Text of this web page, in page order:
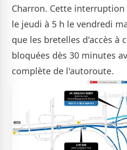
Charron. Cette interruption
le jeudi à 5 h le vendredi
que les bretelles d'accès à
bloquées dès 30 minutes
complète de l'autoroute.